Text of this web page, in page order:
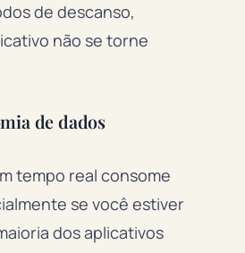
de descanso,
não se torne
de dados
tempo real consome
se você estiver
dos aplicativos